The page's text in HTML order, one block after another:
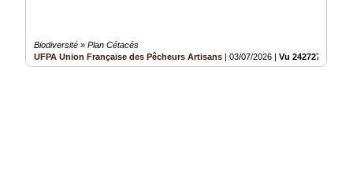
Biodiversité » Plan Cétacés
UFPA Union Française des Pêcheurs Artisans
03/07/2026 Vu 242727 fois